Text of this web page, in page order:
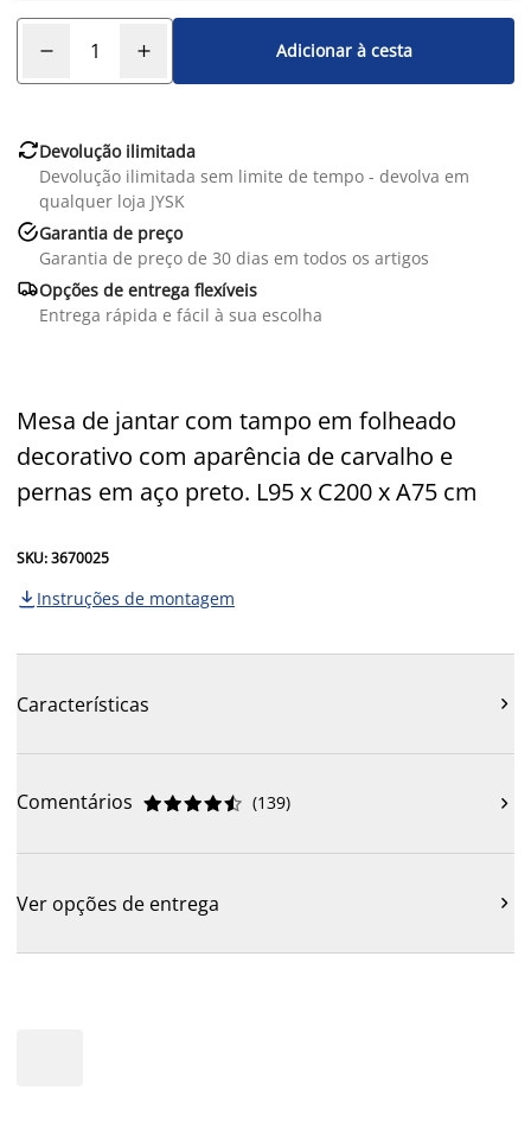
Adicionar à cesta
Devolução ilimitada
Devolução ilimitada sem limite de tempo - devolva em
qualquer loja JYSK
Garantia de preço
Garantia de preço de 30 dias em todos os artigos
Opções de entrega flexíveis
Entrega rápida e fácil à sua escolha
Mesa de jantar com tampo em folheado
decorativo com aparência de carvalho e
pernas em aço preto. L95 x C200 x A75 cm
SKU: 3670025
 Instruções de montagem
Características 
Comentários 




 (139) 
Ver opções de entrega 